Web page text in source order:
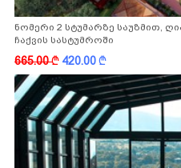
ნომერი 2 სტუმარზე საუზმით,
ჩაქვის სასტუმროში
665.00k 420.00k